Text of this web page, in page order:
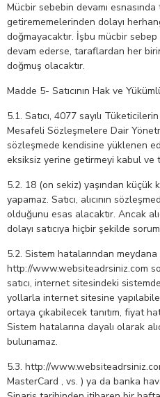
Mücbir sebebin devamı
getirememelerinden dolayı
doğmayacaktır. İşbu mücbir
devam ederse, taraflardan her
doğmuş olacaktır.
Madde 5- Satıcının Hak ve
5.1. Satıcı, 4077 sayılı
Mesafeli Sözleşmelere Dair
sözleşmede kendisine yüklenen
eksiksiz yerine getirmeyi kabul ve
5.2. 18 (on sekiz) yaşından küçük
yapamaz. Satıcı, alıcının
olduğunu esas alacaktır. Ancak
dolayı satıcıya hiçbir şekilde
5.2. Sistem hatalarından
http://www.websiteadrsiniz.com
satıcı, internet sitesindeki
yollarla internet sitesine
ortaya çıkabilecek tanıtım, fiyat
Sistem hatalarına dayalı olarak
bulunamaz.
5.3. http://
MasterCard , vs. ) ya da banka